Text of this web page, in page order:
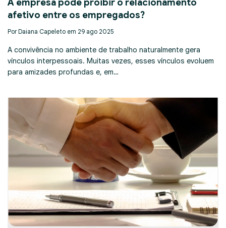
A empresa pode proibir o relacionamento
afetivo entre os empregados?
Por Daiana Capeleto em 29 ago 2025
A convivência no ambiente de trabalho naturalmente gera
vínculos interpessoais. Muitas vezes, esses vínculos evoluem
para amizades profundas e, em…